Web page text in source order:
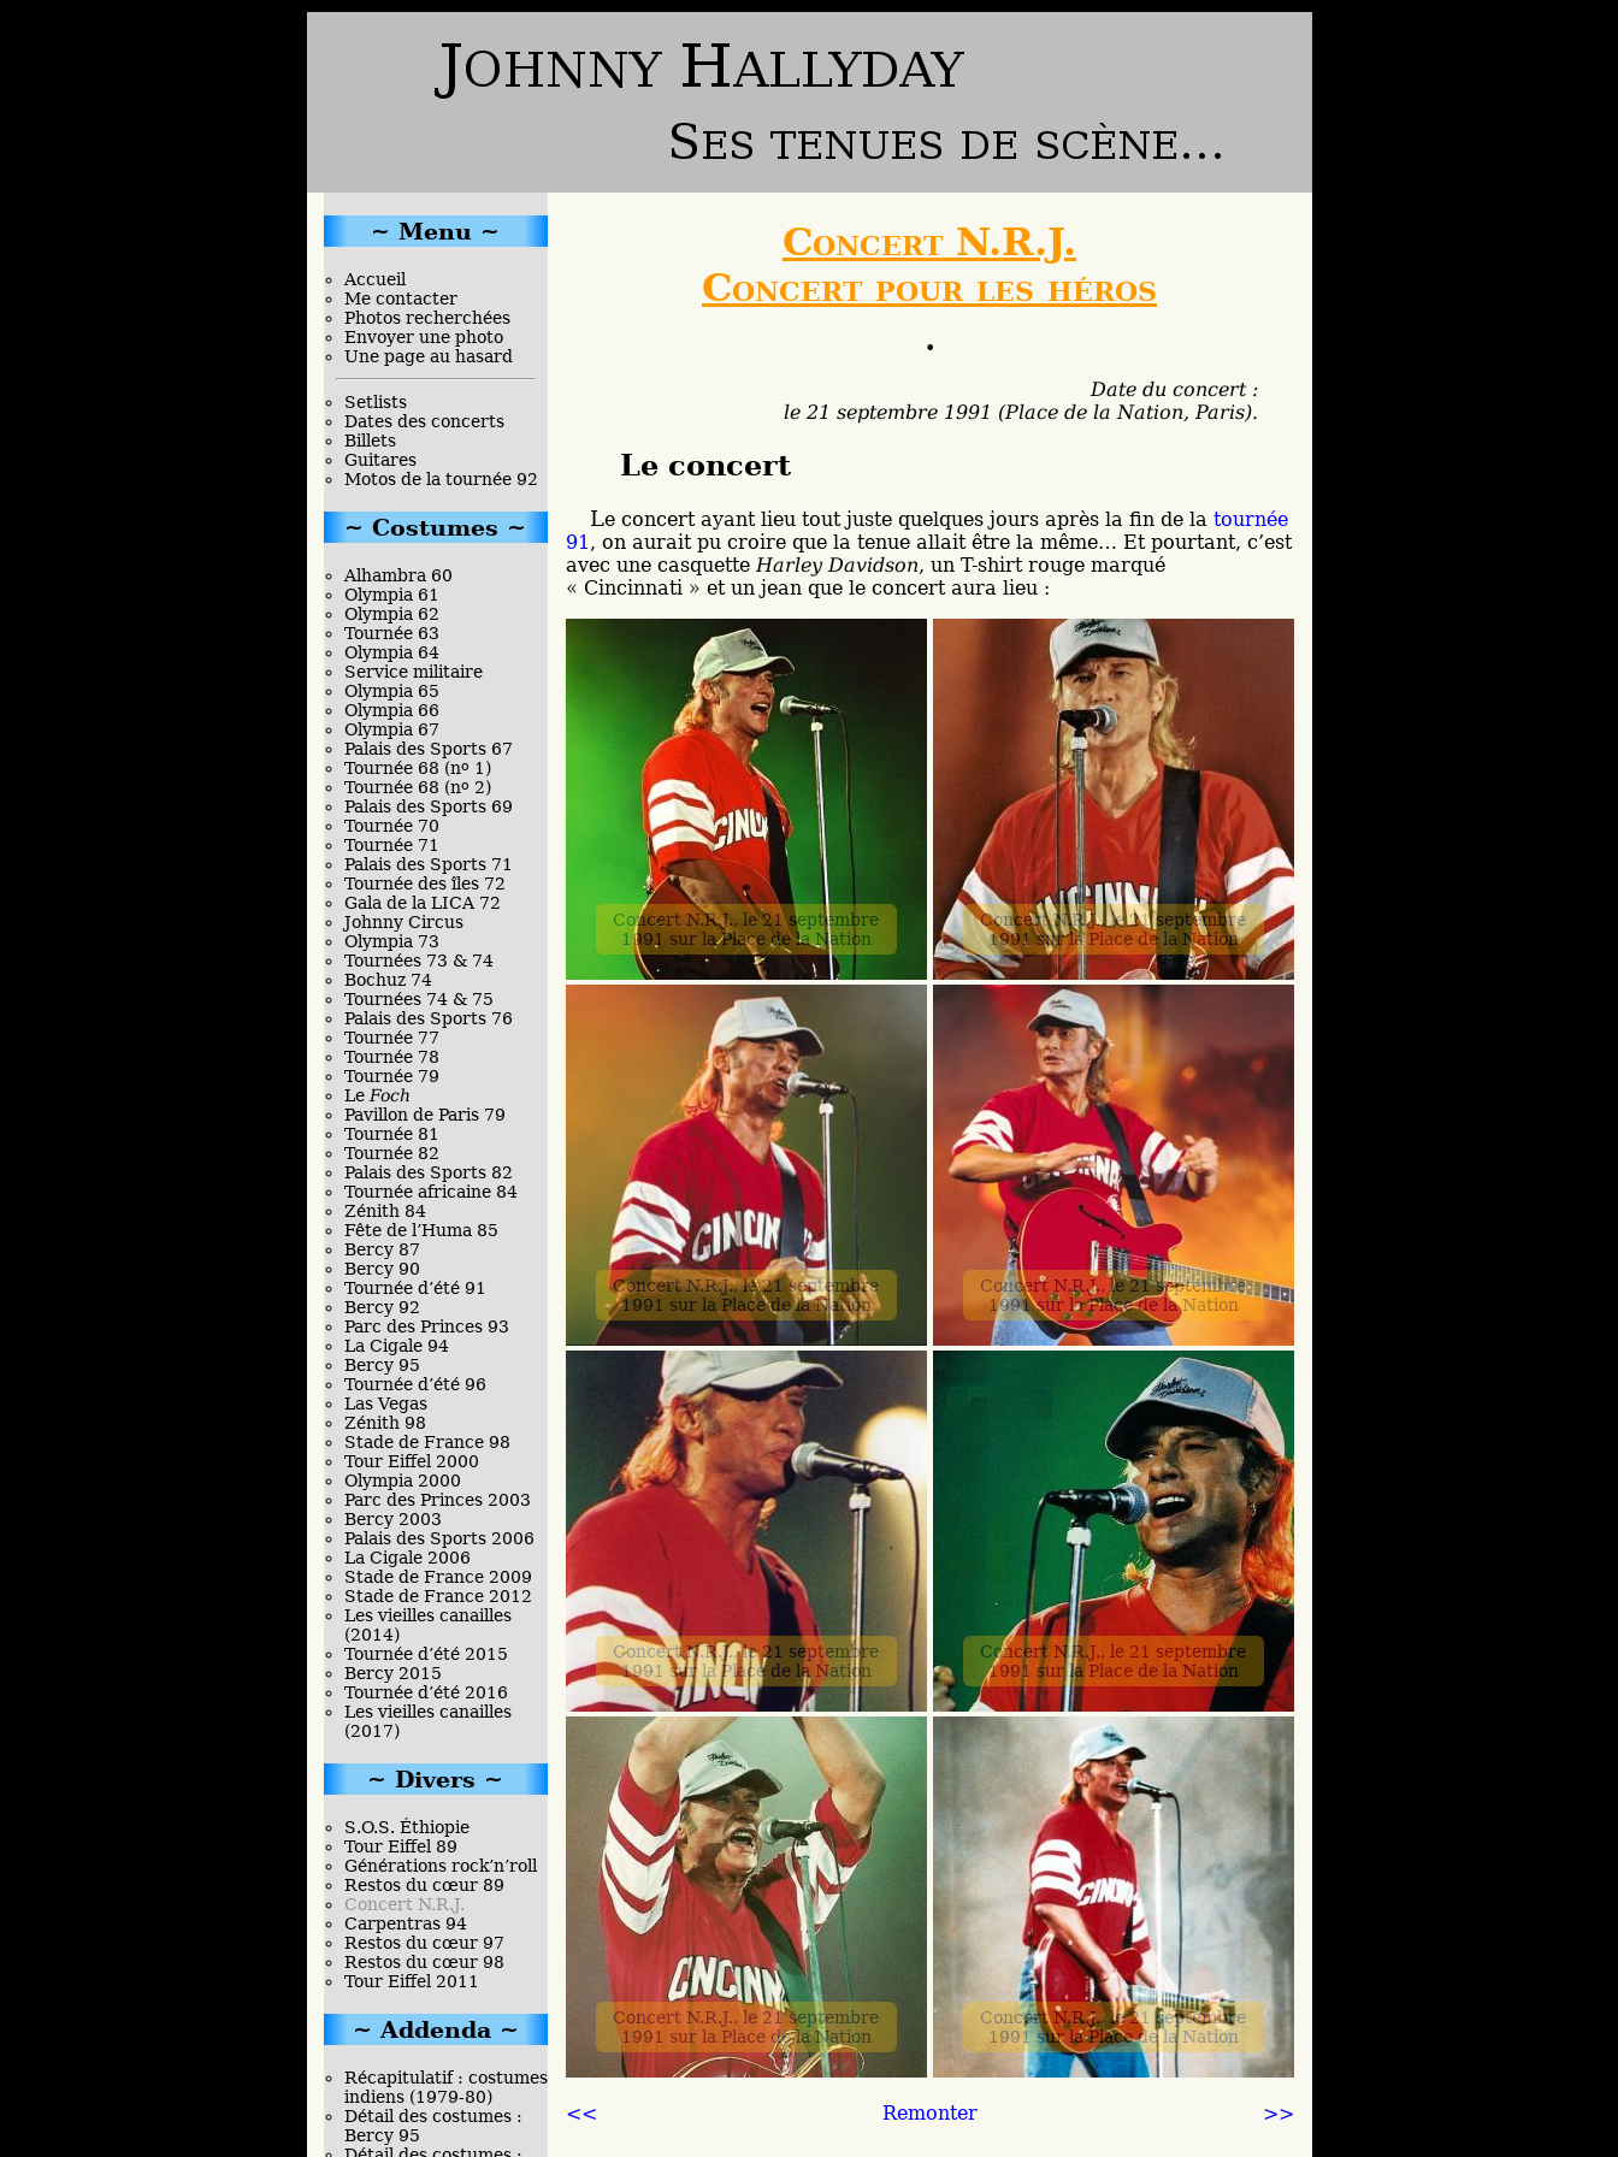
Concert N.R.J.
Concert pour les héros
•
Date du concert :
le 21 septembre 1991 (Place de la Nation, Paris).
Le concert
Le concert ayant lieu tout juste quelques jours après la fin de la tournée
91, on aurait pu croire que la tenue allait être la même… Et pourtant, c’est
avec une casquetteHarley Davidson, un T-shirt rouge marqué
« Cincinnati » et un jean que le concert aura lieu :
Concert N.R.J., le 21 septembre
1991 sur la Place de la Nation
Concert N.R.J., le 21 septembre
1991 sur la Place de la Nation
Concert N.R.J., le 21 septembre
1991 sur la Place de la Nation
Concert N.R.J., le 21 septembre
1991 sur la Place de la Nation
Concert N.R.J., le 21 septembre
1991 sur la Place de la Nation
Concert N.R.J., le 21 septembre
1991 sur la Place de la Nation
Concert N.R.J., le 21 septembre
1991 sur la Place de la Nation
Concert N.R.J., le 21 septembre
1991 sur la Place de la Nation
<< >>
Remonter
Menu
Accueil
Me contacter
Photos recherchées
Envoyer une photo
Une page au hasard
Setlists
Dates des concerts
Billets
Guitares
Motos de la tournée 92
Costumes
Alhambra 60
Olympia 61
Olympia 62
Tournée 63
Olympia 64
Service militaire
Olympia 65
Olympia 66
Olympia 67
Palais des Sports 67
Tournée 68 (no 1)
Tournée 68 (no 2)
Palais des Sports 69
Tournée 70
Tournée 71
Palais des Sports 71
Tournée des îles 72
Gala de la LICA 72
Johnny Circus
Olympia 73
Tournées 73 & 74
Bochuz 74
Tournées 74 & 75
Palais des Sports 76
Tournée 77
Tournée 78
Tournée 79
Le Foch
Pavillon de Paris 79
Tournée 81
Tournée 82
Palais des Sports 82
Tournée africaine 84
Zénith 84
Fête de l’Huma 85
Bercy 87
Bercy 90
Tournée d’été 91
Bercy 92
Parc des Princes 93
La Cigale 94
Bercy 95
Tournée d’été 96
Las Vegas
Zénith 98
Stade de France 98
Tour Eiffel 2000
Olympia 2000
Parc des Princes 2003
Bercy 2003
Palais des Sports 2006
La Cigale 2006
Stade de France 2009
Stade de France 2012
Les vieilles canailles
(2014)
Tournée d’été 2015
Bercy 2015
Tournée d’été 2016
Les vieilles canailles
(2017)
Divers
S.O.S. Éthiopie
Tour Eiffel 89
Générations rock’n’roll
Restos du cœur 89
Concert N.R.J.
Carpentras 94
Restos du cœur 97
Restos du cœur 98
Tour Eiffel 2011
Addenda
Récapitulatif : costumes
indiens (1979-80)
Détail des costumes :
Bercy 95